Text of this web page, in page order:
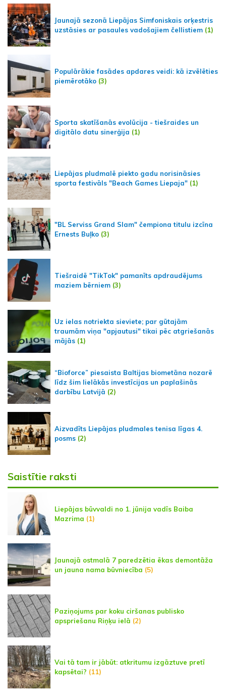
Jaunajā sezonā Liepājas Simfoniskais orķestris
uzstāsies ar pasaules vadošajiem čellistiem (1)
Populārākie fasādes apdares veidi: kā izvēlēties
piemērotāko (3)
Sporta skatīšanās evolūcija - tiešraides un
digitālo datu sinerģija (1)
Liepājas pludmalē piekto gadu norisināsies
sporta festivāls "Beach Games Liepaja" (1)
"BL Serviss Grand Slam" čempiona titulu izcīna
Ernests Buļko (3)
Tiešraidē "TikTok" pamanīts apdraudējums
maziem bērniem (3)
Uz ielas notriekta sieviete; par gūtajām
traumām viņa "apjautusi" tikai pēc atgriešanās
mājās (1)
“Bioforce” piesaista Baltijas biometāna nozarē
līdz šim lielākās investīcijas un paplašinās
darbību Latvijā (2)
Aizvadīts Liepājas pludmales tenisa līgas 4.
posms (2)
Saistītie raksti
Liepājas būvvaldi no 1. jūnija vadīs Baiba
Mazrima (1)
Jaunajā ostmalā 7 paredzētia ēkas demontāža
un jauna nama būvniecība (5)
Paziņojums par koku ciršanas publisko
apspriešanu Riņķu ielā (2)
Vai tā tam ir jābūt: atkritumu izgāztuve pretī
kapsētai? (11)